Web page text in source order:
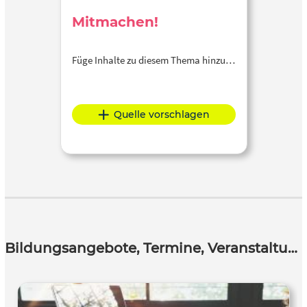
Mitmachen!
Füge Inhalte zu diesem Thema hinzu…
Quelle vorschlagen
Bildungsangebote, Termine, Veranstaltungen